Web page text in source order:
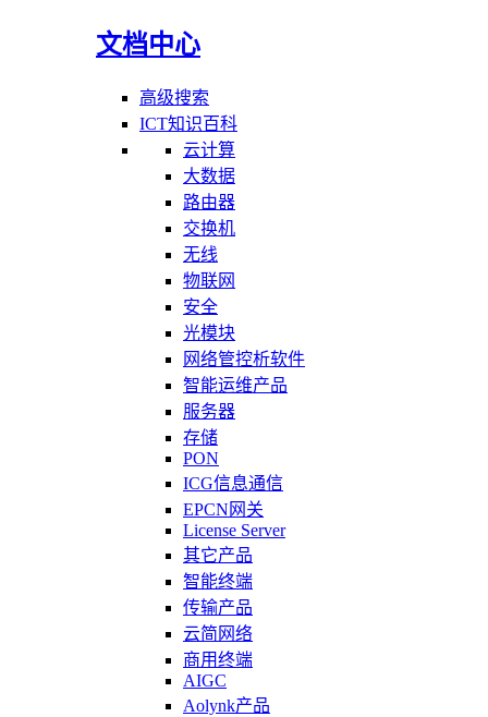
文档中心
高级搜索
ICT知识百科
云计算
大数据
路由器
交换机
无线
物联网
安全
光模块
网络管控析软件
智能运维产品
服务器
存储
PON
ICG信息通信
EPCN网关
License Server
其它产品
智能终端
传输产品
云简网络
商用终端
AIGC
Aolynk产品